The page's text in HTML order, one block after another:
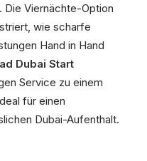
Viernächte-Option
wie scharfe
Hand in Hand
Dubai Start
Service zu einem
für einen
Dubai-Aufenthalt.